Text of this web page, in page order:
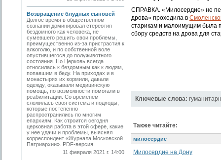
Возвращение блудных сыновей
Долгое время в общественном
сознании доминировал стереотип
бездомного как человека, не
сумевшего решить свои проблемы,
преимущественно из-за пристрастия к
алкоголю, и по собственной воле
опустившегося до полуживотного
состояния. Но Церковь всегда
относилась к бездомным как к людям,
попавшим в беду. На приходах и в
монастырях их кормили, давали
одежду, оказывали медицинскую
помощь, по возможности помогали в
реабилитации. Со временем
сложилась своя система и подходы,
которые постепенно
распространились по многим
епархиям. Как строится сегодня
церковная работа в этой сфере, какие
у нее удачи и проблемы, выяснял
корреспондент «Журнала Московской
Патриархии». PDF-версия.
11 февраля 2021 г. 14:00
СПРАВКА. «Милосердие» не
дрова» проходила в
старикам и малоимущим была
сбору средств на дрова для
Ключевые слова:
Также читайте:
милосердие
Милосердие на Дону